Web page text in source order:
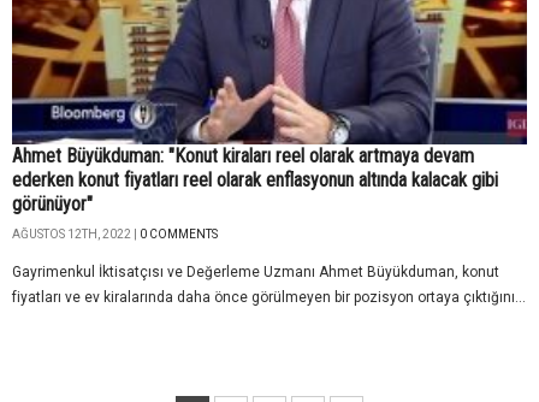
Ahmet Büyükduman: "Konut kiraları reel olarak artmaya devam
ederken konut fiyatları reel olarak enflasyonun altında kalacak gibi
görünüyor"
AĞUSTOS 12TH, 2022 | 0 COMMENTS
Gayrimenkul İktisatçısı ve Değerleme Uzmanı Ahmet Büyükduman, konut
fiyatları ve ev kiralarında daha önce görülmeyen bir pozisyon ortaya çıktığını...